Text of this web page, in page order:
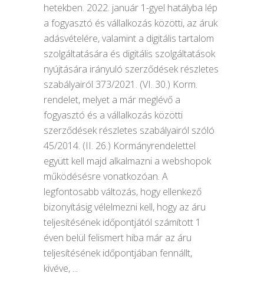
hetekben. 2022. január 1-gyel hatályba lép
a fogyasztó és vállalkozás közötti, az áruk
adásvételére, valamint a digitális tartalom
szolgáltatására és digitális szolgáltatások
nyújtására irányuló szerződések részletes
szabályairól 373/2021. (VI. 30.) Korm.
rendelet, melyet a már meglévő a
fogyasztó és a vállalkozás közötti
szerződések részletes szabályairól szóló
45/2014. (II. 26.) Kormányrendelettel
együtt kell majd alkalmazni a webshopok
működésésre vonatkozóan. A
legfontosabb változás, hogy ellenkező
bizonyításig vélelmezni kell, hogy az áru
teljesítésének időpontjától számított 1
éven belül felismert hiba már az áru
teljesítésének időpontjában fennállt,
kivéve,